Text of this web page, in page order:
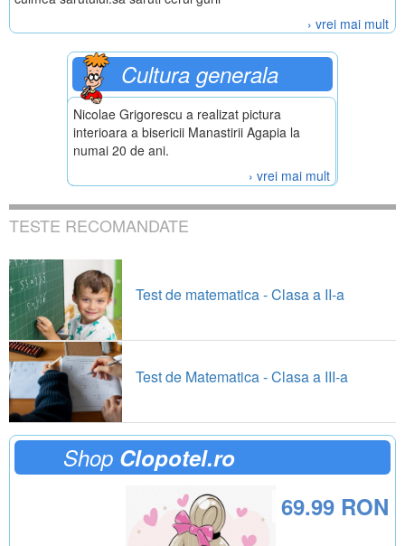
› vrei mai mult
Cultura generala
Nicolae Grigorescu a realizat pictura
interioara a bisericii Manastirii Agapia la
numai 20 de ani.
› vrei mai mult
TESTE RECOMANDATE
Test de matematica - Clasa a II-a
Test de Matematica - Clasa a III-a
Shop Clopotel.ro
69.99 RON